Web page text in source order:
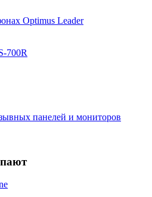
Optimus Leader
700R
панелей и мониторов